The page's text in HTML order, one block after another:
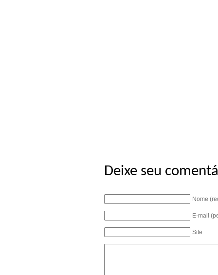
Deixe seu
Nome
E-mail
Site